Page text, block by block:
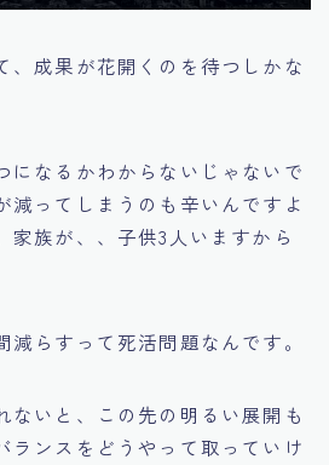
、成果が花開くのを待つしかな
になるかわからないじゃないで
減ってしまうのも辛いんですよ
家族が、、子供3人いますから
らすって死活問題なんです。
ないと、この先の明るい展開も
ランスをどうやって取っていけ